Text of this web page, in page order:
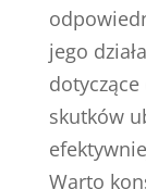
jego
skutków
Warto